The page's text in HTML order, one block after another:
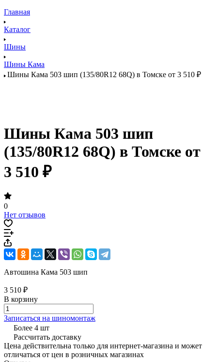
Главная
Каталог
Шины
Шины Кама
Шины Кама 503 шип (135/80R12 68Q) в Томске от 3 510 ₽
Шины Кама 503 шип
(135/80R12 68Q) в Томске от
3 510 ₽
0
Нет отзывов
Автошина Кама 503 шип
3 510 ₽
В корзину
Записаться на шиномонтаж
Более 4 шт
Рассчитать доставку
Цена действительна только для интернет-магазина и может
отличаться от цен в розничных магазинах